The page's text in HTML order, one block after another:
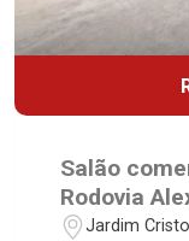
Salão
Rodovia
Preto/SP.
Jardim